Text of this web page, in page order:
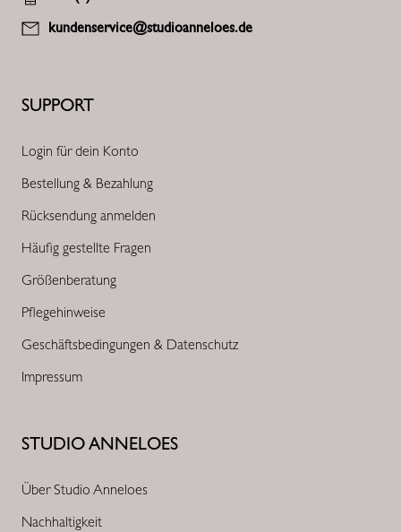
STUDIO ANNELOES
Über Studio Anneloes
Nachhaltigkeit
SUPPORT
Login für dein Konto
Bestellung & Bezahlung
Rücksendung anmelden
Häufig gestellte Fragen
Größenberatung
Pflegehinweise
Geschäftsbedingungen & Datenschutz
Impressum
kundenservice@studioanneloes.de